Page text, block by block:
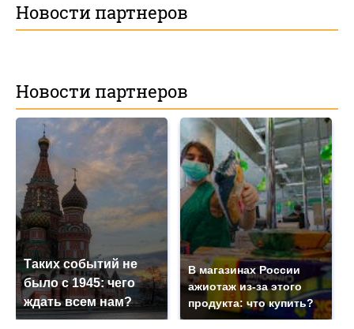
Новости партнеров
Новости партнеров
Таких событий не
было с 1945: чего
ждать всем нам?
В магазинах России
ажиотаж из-за этого
продукта: что купить?